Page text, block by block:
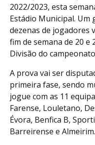
2022/2023, esta
Estádio Municipal. Um
dezenas de jogadores
fim de semana de 20
Divisão do
A prova vai ser
primeira fase, sendo
jogue com as 11
Farense, Louletano,
Évora, Benfica B,
Barreirense e Almeirim.